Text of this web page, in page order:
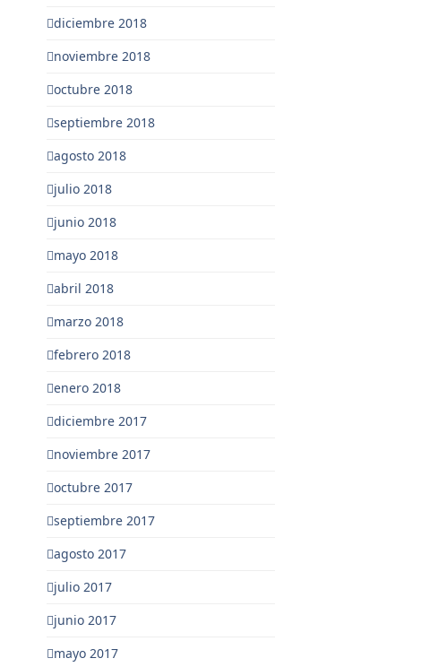
diciembre 2018
noviembre 2018
octubre 2018
septiembre 2018
agosto 2018
julio 2018
junio 2018
mayo 2018
abril 2018
marzo 2018
febrero 2018
enero 2018
diciembre 2017
noviembre 2017
octubre 2017
septiembre 2017
agosto 2017
julio 2017
junio 2017
mayo 2017